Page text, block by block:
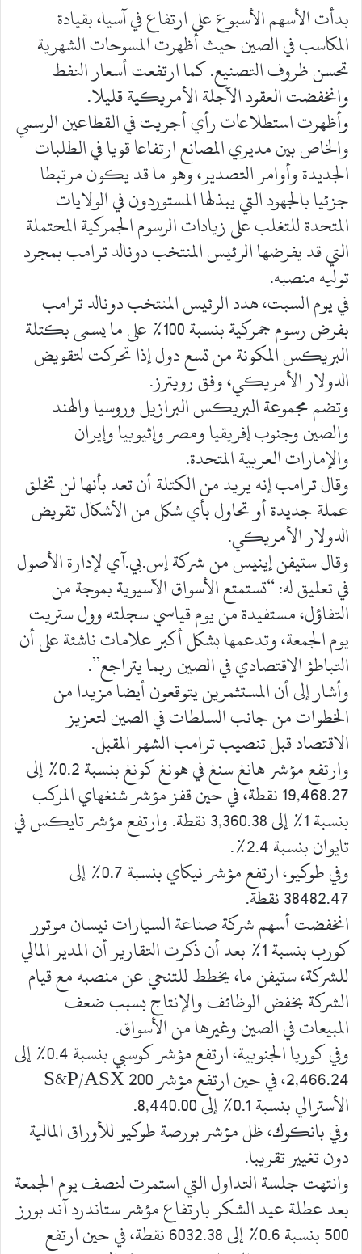
بدأت الأسهم الأسبوع على ارتفاع في آسيا، بقيادة
المكاسب في الصين حيث أظهرت المسوحات الشهرية
تحسن ظروف التصنيع. كما ارتفعت أسعار النفط
وانخفضت العقود الآجلة الأمريكية قليلا.
وأظهرت استطلاعات رأي أجريت في القطاعين الرسمي
والخاص بين مديري المصانع ارتفاعا قويا في الطلبات
الجديدة وأوامر التصدير، وهو ما قد يكون مرتبطا
جزئيا بالجهود التي يبذلها المستوردون في الولايات
المتحدة للتغلب على زيادات الرسوم الجمركية المحتملة
التي قد يفرضها الرئيس المنتخب دونالد ترامب بمجرد
توليه منصبه.
في يوم السبت، هدد الرئيس المنتخب دونالد ترامب
بفرض رسوم جمركية بنسبة 100% على ما يسمى بكتلة
البريكس المكونة من تسع دول إذا تحركت لتقويض
الدولار الأمريكي، وفق رويترز.
وتضم مجموعة البريكس البرازيل وروسيا والهند
والصين وجنوب إفريقيا ومصر وإثيوبيا وإيران
والإمارات العربية المتحدة.
وقال ترامب إنه يريد من الكتلة أن تعد بأنها لن تخلق
عملة جديدة أو تحاول بأي شكل من الأشكال تقويض
الدولار الأمريكي.
وقال ستيفن إينيس من شركة إس.بي.آي لإدارة الأصول
في تعليق له: “تستمتع الأسواق الآسيوية بموجة من
التفاؤل، مستفيدة من يوم قياسي سجلته وول ستريت
يوم الجمعة، وتدعمها بشكل أكبر علامات ناشئة على أن
التباطؤ الاقتصادي في الصين ربما يتراجع”.
وأشار إلى أن المستثمرين يتوقعون أيضا مزيدا من
الخطوات من جانب السلطات في الصين لتعزيز
الاقتصاد قبل تنصيب ترامب الشهر المقبل.
وارتفع مؤشر هانغ سنغ في هونغ كونغ بنسبة 0.2% إلى
19,468.27 نقطة، في حين قفز مؤشر شنغهاي المركب
بنسبة 1% إلى 3,360.38 نقطة. وارتفع مؤشر تايكس في
تايوان بنسبة 2.4%.
وفي طوكيو، ارتفع مؤشر نيكاي بنسبة 0.7% إلى
38482.47 نقطة.
انخفضت أسهم شركة صناعة السيارات نيسان موتور
كورب بنسبة 1% بعد أن ذكرت التقارير أن المدير المالي
للشركة، ستيفن ما، يخطط للتنحي عن منصبه مع قيام
الشركة بخفض الوظائف والإنتاج بسبب ضعف
المبيعات في الصين وغيرها من الأسواق.
وفي كوريا الجنوبية، ارتفع مؤشر كوسبي بنسبة 0.4% إلى
2,466.24، في حين ارتفع مؤشر S&P/ASX 200
الأسترالي بنسبة 0.1% إلى 8,440.00.
وفي بانكوك، ظل مؤشر بورصة طوكيو للأوراق المالية
دون تغيير تقريبا.
وانتهت جلسة التداول التي استمرت لنصف يوم الجمعة
بعد عطلة عيد الشكر بارتفاع مؤشر ستاندرد آند بورز
500 بنسبة 0.6% إلى 6032.38 نقطة، في حين ارتفع